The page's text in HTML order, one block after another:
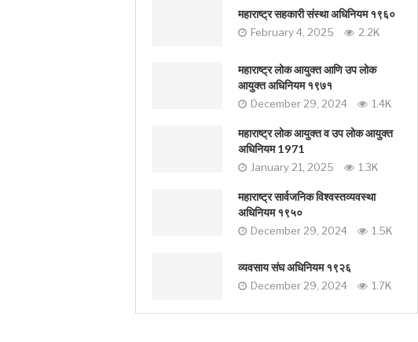
महाराष्ट्र सहकारी संस्था अधिनियम १९६०
February 4, 2025 2.2K
महाराष्ट्र लोक आयुक्त आणि उप लोक
आयुक्त अधिनियम १९७१
December 29, 2024 1.4K
महाराष्ट्र लोक आयुक्त व उप लोक आयुक्त
अधिनियम 1971
January 21, 2025 1.3K
महाराष्ट्र सार्वजनिक विश्वस्तव्यवस्था
अधिनियम १९५०
December 29, 2024 1.5K
व्यवसाय संघ अधिनियम १९२६
December 29, 2024 1.7K